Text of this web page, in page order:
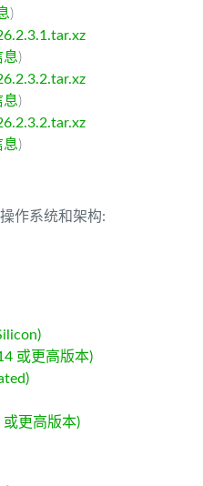
)
息)
息)
息)
作系统和架构:
或更高版本)
更高版本)